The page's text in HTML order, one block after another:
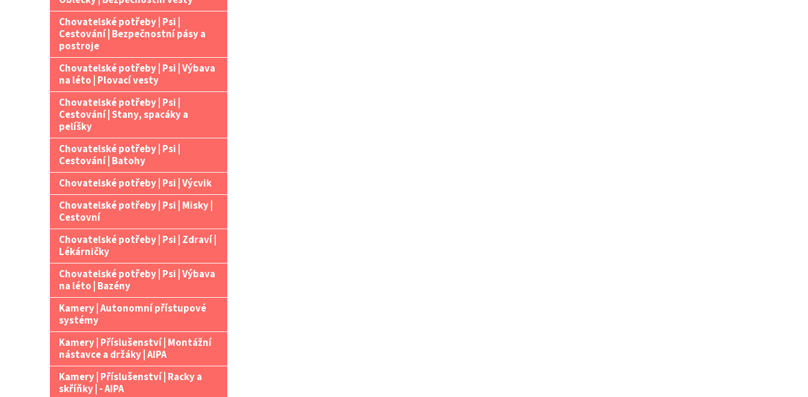
Chovatelské potřeby | Psi |
Cestování | Bezpečnostní pásy a
postroje
Chovatelské potřeby | Psi | Výbava
na léto | Plovací vesty
Chovatelské potřeby | Psi |
Cestování | Stany, spacáky a
pelíšky
Chovatelské potřeby | Psi |
Cestování | Batohy
Chovatelské potřeby | Psi | Výcvik
Chovatelské potřeby | Psi | Misky |
Cestovní
Chovatelské potřeby | Psi | Zdraví |
Lékárničky
Chovatelské potřeby | Psi | Výbava
na léto | Bazény
Kamery | Autonomní přístupové
systémy
Kamery | Příslušenství | Montážní
nástavce a držáky | AIPA
Kamery | Příslušenství | Racky a
skříňky | - AIPA